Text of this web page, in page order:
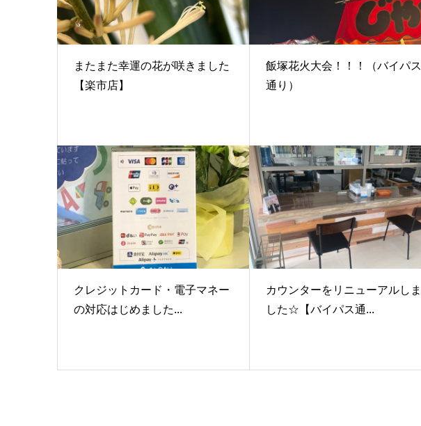
またまた幸運の花が咲きました
【楽市店】
飯塚花火大会！！！（バイパス
通り）
クレジットカード・電子マネー
の対応はじめました...
カウンターをリニューアルしま
した☆【バイパス通...